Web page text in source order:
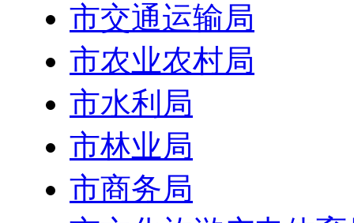
市交通运输局
市农业农村局
市水利局
市林业局
市商务局